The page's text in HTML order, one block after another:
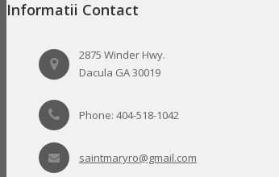
Informatii Contact
2875 Winder Hwy.
Dacula GA 30019
Phone: 404-518-1042
saintmaryro@gmail.com